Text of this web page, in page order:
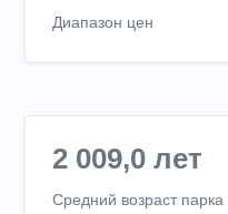
Диапазон цен
2 009,0 лет
Средний возраст парка